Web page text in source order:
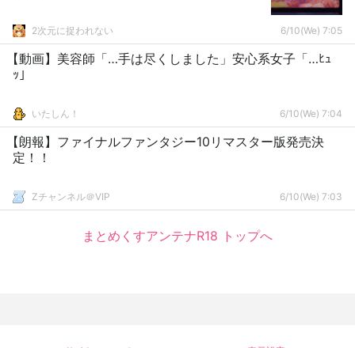
2次元に捉われない 6/10(We) 7:05
【動画】美容師「…手は尽くしました」安心系女子「…ﾋｭ
ｯ」
いたしん！ 6/10(We) 7:04
【朗報】ファイナルファンタジー10リマスター版発売決
定！！
Zチャンネル＠VIP 6/10(We) 7:03
まとめくすアンテナR18 トップへ